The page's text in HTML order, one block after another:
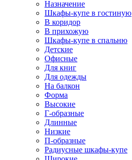
Назначение
Шкафы-купе в гостиную
В коридор
В прихожую
Шкафы-купе в спальню
Детские
Офисные
Для книг
Для одежды
На балкон
Форма
Высокие
Г-образные
Длинные
Низкие
П-образные
Радиусные шкафы-купе